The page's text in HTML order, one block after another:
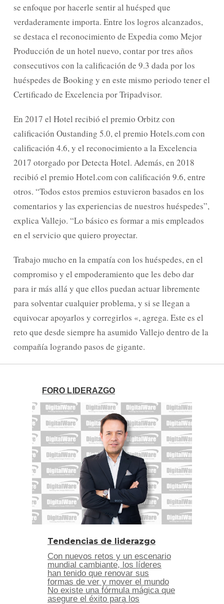
se enfoque por hacerle sentir al huésped que
verdaderamente importa. Entre los logros alcanzados,
se destaca el reconocimiento de Expedia como Mejor
Producción de un hotel nuevo, contar por tres años
consecutivos con la calificación de 9.3 dada por los
huéspedes de Booking y en este mismo periodo tener el
Certificado de Excelencia por Tripadvisor.
En 2017 el Hotel recibió el premio Orbitz con
calificación Oustanding 5.0, el premio Hotels.com con
calificación 4.6, y el reconocimiento a la Excelencia
2017 otorgado por Detecta Hotel. Además, en 2018
recibió el premio Hotel.com con calificación 9.6, entre
otros. “Todos estos premios estuvieron basados en los
comentarios y las experiencias de nuestros huéspedes”,
explica Vallejo. “Lo básico es formar a mis empleados
en el servicio que quiero proyectar.
Trabajo mucho en la empatía con los huéspedes, en el
compromiso y el empoderamiento que les debo dar
para ir más allá y que ellos puedan actuar libremente
para solventar cualquier problema, y si se llegan a
equivocar apoyarlos y corregirlos «, agrega. Este es el
reto que desde siempre ha asumido Vallejo dentro de la
compañía logrando pasos de gigante.
FORO LIDERAZGO
Tendencias de liderazgo
Con nuevos retos y un escenario
mundial cambiante, los líderes
han tenido que renovar sus
formas de ver y mover el mundo
No existe una fórmula mágica que
asegure el éxito para los